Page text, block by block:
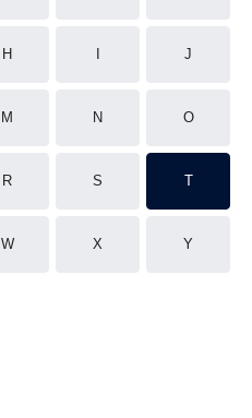
H J
M N O
R S T
W X Y